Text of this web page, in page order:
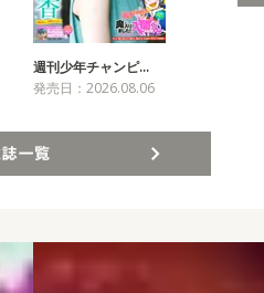
週刊少年チャンピ…
発売日：2026.08.06